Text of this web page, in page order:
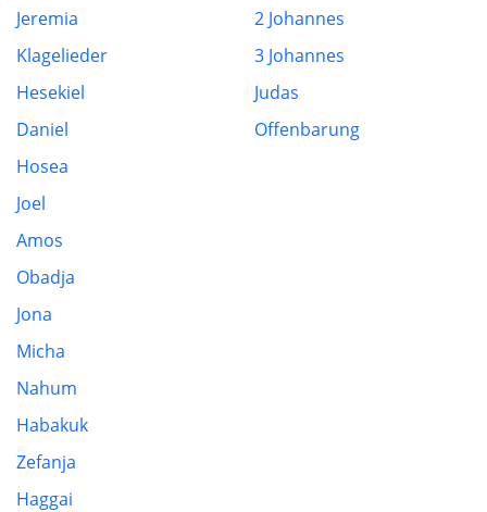
Jeremia
Klagelieder
Hesekiel
Daniel
Hosea
Joel
Amos
Obadja
Jona
Micha
Nahum
Habakuk
Zefanja
Haggai
2 Johannes
3 Johannes
Judas
Offenbarung